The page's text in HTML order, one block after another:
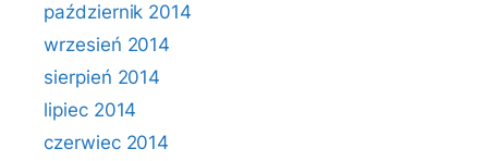
październik 2014
wrzesień 2014
sierpień 2014
lipiec 2014
czerwiec 2014